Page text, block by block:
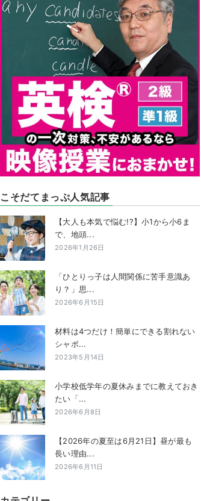
こそだてまっぷ人気記事
【大人も本気で悩む!?】小1から小6ま
で、地頭...
2026年1月26日
「ひとりっ子は人間関係に苦手意識あ
り？」思...
2026年6月15日
材料は4つだけ！簡単にできる割れない
シャボ...
2023年5月14日
小学校低学年の夏休みまでに教えておき
たい「...
2026年6月8日
【2026年の夏至は6月21日】昼が最も
長い理由...
2026年6月11日